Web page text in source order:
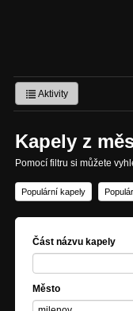
Aktivity
Kapely z
Pomocí filtru si můžete
Populární kapely
Část názvu kapely
Město